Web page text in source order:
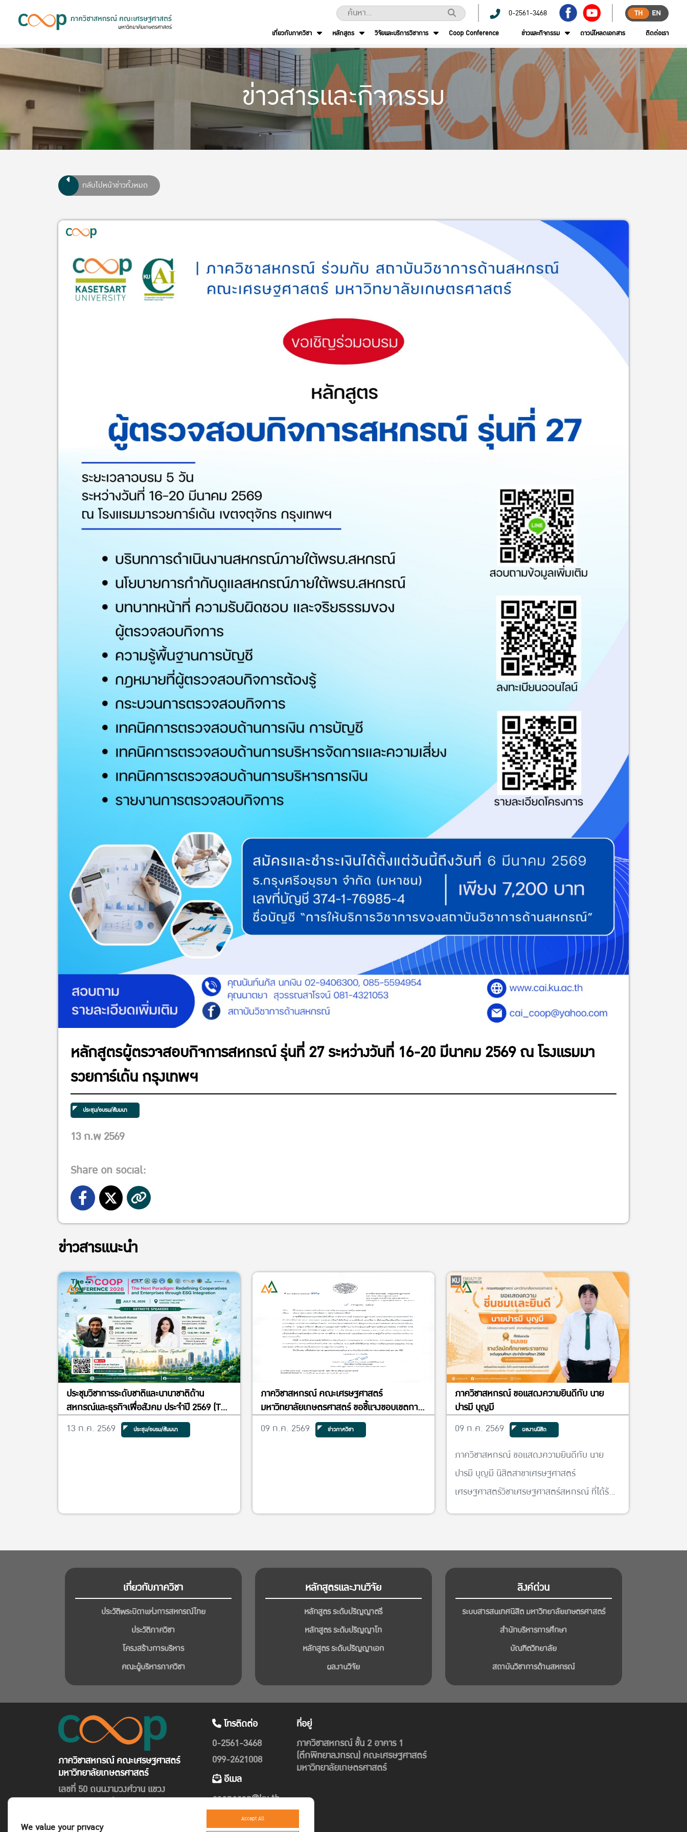
0-2561-3468 TH
EN
เกี่ยวกับภาควิชา
หลักสูตร วิจัยและบริการวิชาการ Coop Conference ข่าวและกิจกรรม ดาวน์โหลดเอกสาร ติดต่อเรา
ข่าวสารและกิจกรรม
กลับไปหน้าข่าวทั้งหมด
หลักสูตรผู้ตรวจสอบกิจการสหกรณ์ รุ่นที่ 27 ระหว่างวันที่ 16-20 มีนาคม 2569 ณ โรงแรมมา
รวยการ์เด้น กรุงเทพฯ
ประชุม/อบรม/สัมมนา
13 ก.พ 2569
Share on social:
ข่าวสารแนะนำ
ประชุมวิชาการระดับชาติและนานาชาติด้าน
สหกรณ์และธุรกิจเพื่อสังคม ประจำปี 2569 (The
National and International Conference on
Cooperatives and Social Enterprises
มหาวิทยาลัยเกษตรศาสตร์
13 ก.ค. 2569 ประชุม/อบรม/สัมมนา
ภาควิชาสหกรณ์ คณะเศรษฐศาสตร์
มหาวิทยาลัยเกษตรศาสตร์ ขอชี้แจงขอบเขตการ
ดำเนินงานทางวิชาการของภาควิชาสหกรณ์
09 ก.ค. 2569 ข่าวภาควิชา
ภาควิชาสหกรณ์ ขอแสดงความยินดีกับ นาย
ปารมี บุญมี
09 ก.ค. 2569
ผลงานนิสิต
ภาควิชาสหกรณ์ ขอแสดงความยินดีกับ นาย
ปารมี บุญมี นิสิตสาขาเศรษฐศาสตร์
เศรษฐศาสตร์วิชาเศรษฐศาสตร์สหกรณ์ ที่ได้รับ
รางวัลชมเชย รางวัลนักศึกษาพระราชทาน ระดับ
นักศึกษาพิการ
เกี่ยวกับภาควิชา
ประวัติพระบิดาแห่งการสหกรณ์ไทย
ประวัติภาควิชา
โครงสร้างการบริหาร
คณะผู้บริหารภาควิชา
หลักสูตรและงานวิจัย
หลักสูตร ระดับปริญญาตรี
หลักสูตร ระดับปริญญาโท
หลักสูตร ระดับปริญญาเอก
ผลงานวิจัย
ลิงค์ด่วน
ระบบสารสนเทศนิสิต มหาวิทยาลัยเกษตรศาสตร์
สำนักบริหารการศึกษา
บัณฑิตวิทยาลัย
สถาบันวิชาการด้านสหกรณ์
ภาควิชาสหกรณ์ คณะเศรษฐศาสตร์
มหาวิทยาลัยเกษตรศาสตร์
เลขที่ 50 ถนนงามวงศ์วาน แขวง
ลาดยาว เขตจตุจักร กรุงเทพฯ 10900
โทรติดต่อ
0-2561-3468
099-2621008
อีเมล
coopecon@ku.th
ที่อยู่
ภาควิชาสหกรณ์ ชั้น 2 อาคาร 1
(ตึกพิทยาลงกรณ) คณะเศรษฐศาสตร์
มหาวิทยาลัยเกษตรศาสตร์
We value your privacy
Accept All